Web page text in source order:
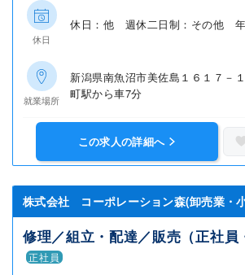
休日
休日：他 週休二日制：その他 年
就業場所
新潟県南魚沼市美佐島１６１７－
町駅から車7分
この求人の詳細へ
株式会社 コーポレーション森(卸売業・
修理／組立・配達／販売（正社員
正社員